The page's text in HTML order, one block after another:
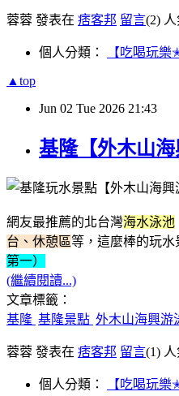
蓉蓉 發表在 痞客邦 留言(2)
個人分類： 【吃喝玩樂
▲top
Jun 02 Tue 2026 21:43
基隆【外木山
網友最推薦的北台灣海水泳池
台、休憩區等，這麼棒的玩
第一）
(繼續閱讀...)
文章標籤：
基隆 基隆景點 外木山海興游
蓉蓉 發表在 痞客邦 留言(1)
個人分類： 【吃喝玩樂